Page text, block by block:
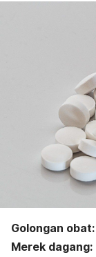
Golongan obat:
Merek dagang: